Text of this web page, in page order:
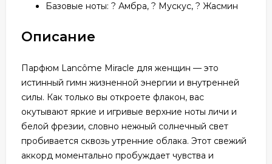
Базовые ноты: ? Амбра, ? Мускус, ? Жасмин
Описание
Парфюм Lаncôme Miracle для женщин — это
истинный гимн жизненной энергии и внутренней
силы. Как только вы откроете флакон, вас
окутывают яркие и игривые верхние ноты личи и
белой фрезии, словно нежный солнечный свет
пробивается сквозь утренние облака. Этот свежий
аккорд моментально пробуждает чувства и